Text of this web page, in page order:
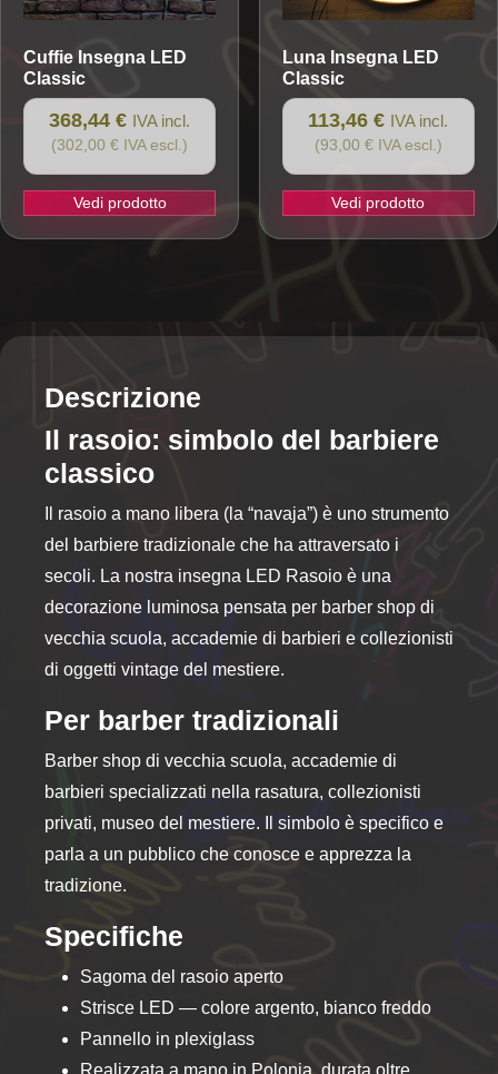
nella
del
prodotto
nella
del
prodotto
Cuffie Insegna LED
Classic
368,44 € IVA incl.
(302,00 € IVA escl.)
Vedi prodotto
LunaInsegna LED
Classic
113,46 € IVA incl.
(93,00 € IVA escl.)
Vedi prodotto
Descrizione
Il rasoio: simbolo del barbiere
classico
Il rasoio a mano libera (la “navaja”) è uno strumento
del barbiere tradizionale che ha attraversato i
secoli. La nostra insegna LED Rasoio è una
decorazione luminosa pensata per barber shop di
vecchia scuola, accademie di barbieri e collezionisti
di oggetti vintage del mestiere.
Per barber tradizionali
Barber shop di vecchia scuola, accademie di
barbieri specializzati nella rasatura, collezionisti
privati, museo del mestiere. Il simbolo è specifico e
parla a un pubblico che conosce e apprezza la
tradizione.
Specifiche
Sagoma del rasoio aperto
Strisce LED — colore argento, bianco freddo
Pannello in plexiglass
Realizzata a mano in Polonia, durata oltre